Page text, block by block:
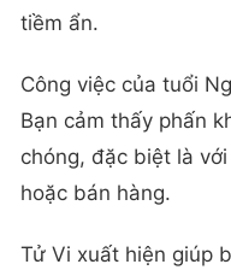
tiềm ẩn.
Công việc của tuổi
Bạn cảm thấy phấn
chóng, đặc biệt là
hoặc bán hàng.
Tử Vi xuất hiện giúp